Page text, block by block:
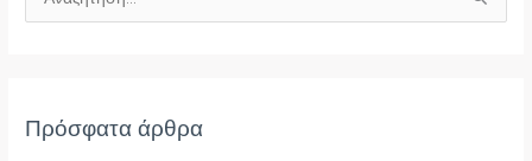
ή
Πρόσφατα άρθρα